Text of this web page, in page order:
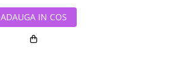
ADAUGA IN COS